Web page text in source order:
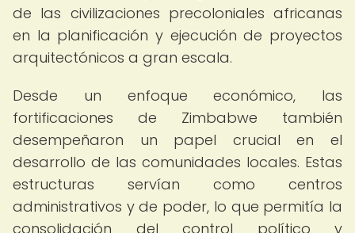
de las civilizaciones precoloniales africanas
en la planificación y ejecución de proyectos
arquitectónicos a gran escala.
Desde un enfoque económico, las
fortificaciones de Zimbabwe también
desempeñaron un papel crucial en el
desarrollo de las comunidades locales. Estas
estructuras servían como centros
administrativos y de poder, lo que permitía la
consolidación del control político y